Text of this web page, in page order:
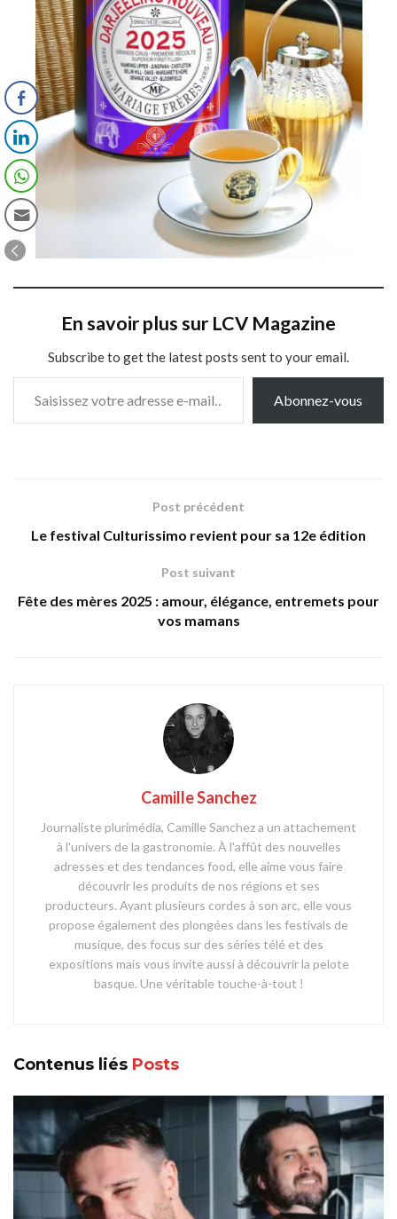
En savoir plus sur LCV Magazine
Subscribe to get the latest posts sent to your email.
Saisissez votre adresse e-mail…
Abonnez-vous
Post précédent
Le festival Culturissimo revient pour sa 12e édition
Post suivant
Fête des mères 2025 : amour, élégance, entremets pour
vos mamans
Camille Sanchez
Journaliste plurimédia, Camille Sanchez a un attachement
à l'univers de la gastronomie. À l'affût des nouvelles
adresses et des tendances food, elle aime vous faire
découvrir les produits de nos régions et ses
producteurs. Ayant plusieurs cordes à son arc, elle vous
propose également des plongées dans les festivals de
musique, des focus sur des séries télé et des
expositions mais vous invite aussi à découvrir la pelote
basque. Une véritable touche-à-tout !
Contenus liés Posts